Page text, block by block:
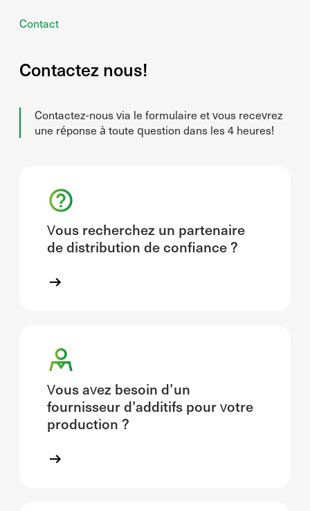
Contact
Contactez nous!
Contactez-nous via le formulaire et vous recevrez
une réponse à toute question dans les 4 heures!
Vous recherchez un partenaire
de distribution de confiance ?
Vous avez besoin d’un
fournisseur d’additifs pour votre
production ?